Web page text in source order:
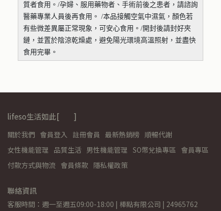
質者食用。/孕婦、服用藥物者、手術前後之患者，請諮詢
醫藥專業人員後再食用。 /本品接觸空氣中濕氣，顏色若
有些微差異屬正常現象，可安心食用。/開封後請封好夾
鏈，並置於陰涼乾燥處，避免陽光環境高溫照射，並盡快
食用完畢。
lifeso生活如此[ ]
關於我們 會員登入 註冊會員 最新熱銷榜 順暢代謝
女性機能管理 品質生活 男性機能管理 SO幣兌換專區 會員專區
付款方式與物流 會員條款 隱私權政策
聯絡資訊
客服時間：週一至週五09:00-18:00 | 棒點有限公司 | 24965762